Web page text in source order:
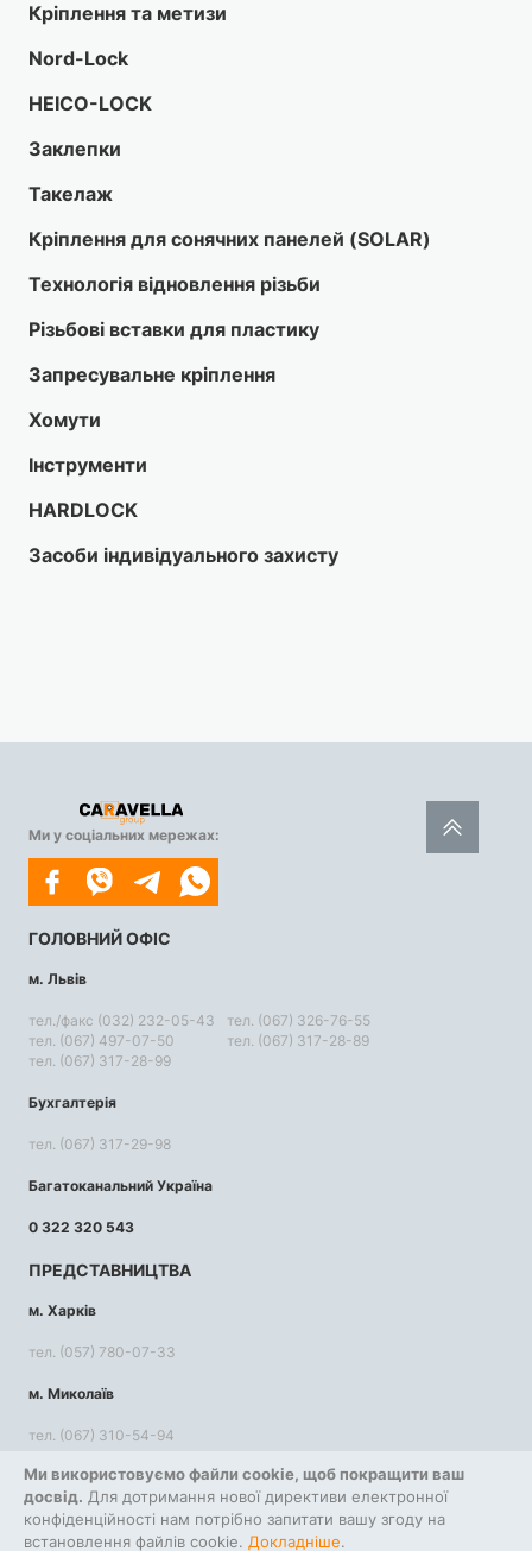
Ми використовуємо файли cookie, щоб покращити ваш
досвід. Для дотримання нової директиви електронної
конфіденційності нам потрібно запитати вашу згоду на
встановлення файлів cookie. Докладніше.
Кріплення та метизи
Nord-Lock
HEICO-LOCK
Заклепки
Такелаж
Кріплення для сонячних панелей (SOLAR)
Технологія відновлення різьби
Різьбові вставки для пластику
Запресувальне кріплення
Хомути
Інструменти
HARDLOCK
Засоби індивідуального захисту
Ми у соціальних мережах:
ГОЛОВНИЙ ОФІС
м. Львів
тел./факс (032) 232-05-43
тел. (067) 497-07-50
тел. (067) 317-28-99
тел. (067) 326-76-55
тел. (067) 317-28-89
Бухгалтерія
тел. (067) 317-29-98
Багатоканальний Україна
0 322 320 543
ПРЕДСТАВНИЦТВА
м. Харків
тел. (057) 780-07-33
м. Миколаїв
тел. (067) 310-54-94
КОРИСНА ІНФОРМАЦІЯ
Повернення та обмін
Правила використання сайту